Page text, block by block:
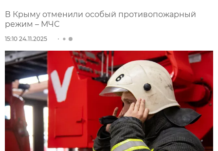
В Крыму отменили особый противопожарный
режим – МЧС
15:10 24.11.2025